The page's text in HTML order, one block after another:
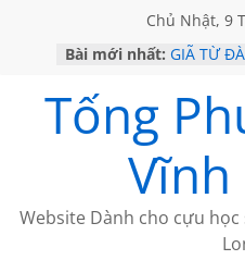
Chủ Nhật, 9
Bài mới nhất: GIÃ TỪ
KHÔNG
KHÔNG
CHÙM
Tống
Vĩnh
Website Dành cho cựu